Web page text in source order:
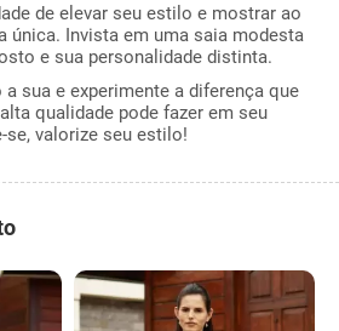
de elevar seu estilo e mostrar ao
única. Invista em uma saia modesta
e sua personalidade distinta.
sua e experimente a diferença que
qualidade pode fazer em seu
se, valorize seu estilo!